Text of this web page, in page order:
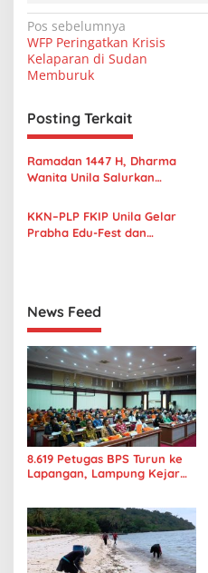
N
a
v
i
g
a
s
i
p
Pos sebelumnya
WFP Peringatkan Krisis
Kelaparan di Sudan
Memburuk
Posting Terkait
Ramadan 1447 H, Dharma
Wanita Unila Salurkan
untuk Warga Sekitar Kampus
KKN–PLP FKIP Unila Gelar
Prabha Edu-Fest dan
News Feed
8.619 Petugas BPS Turun ke
Lapangan, Lampung Kejar